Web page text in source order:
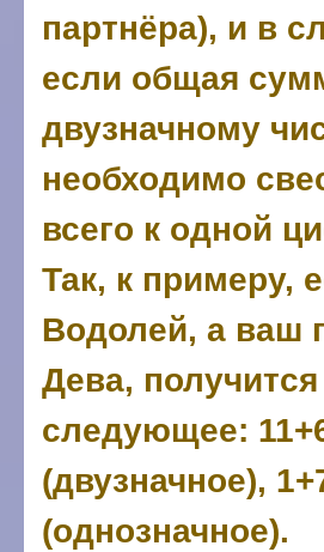
партнёра), и в
если общая
двузначному
необходимо
всего к одной
Так, к примеру,
Водолей, а ваш
Дева, получится
следующее:
(двузначное),
(однозначное).